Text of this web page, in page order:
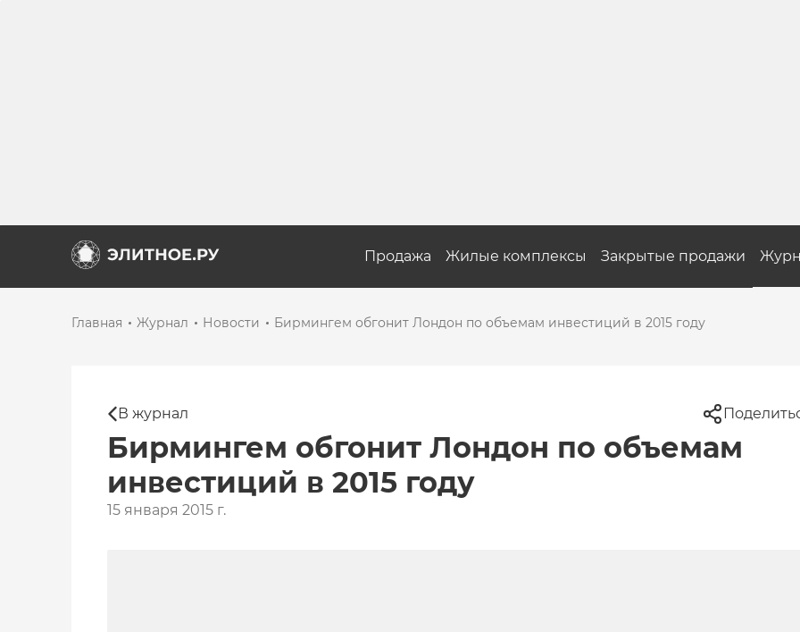
Продажа Жилые комплексы Закрытые продажи
Главная Журнал Новости Бирмингем обгонит Лондон по объемам инвестиций в 2015 году
В журнал
Бирмингем обгонит Лондон по объемам
инвестиций в 2015 году
15 января 2015 г.